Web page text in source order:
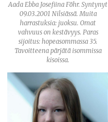
Aada Ebba Josefiina Föhr. Syntynyt
09.03.2001 Nilsiässä. Muita
harrastuksia: juoksu. Omat
vahvuus on kestävyys. Paras
sijoitus: hopeasommassa 35.
Tavoitteena pärjätä isommissa
kisoissa.